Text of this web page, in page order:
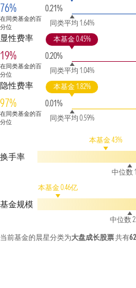
76%
在同类基金的百
分位
0.21%
同类平均 1.64%
显性费率
19%
在同类基金的百
分位
0.20%
本基金 0.45%
同类平均 1.04%
隐性费率
97%
在同类基金的百
分位
0.01%
本基金 1.82%
同类平均 0.59%
换手率
本基金 43%
中位数
基金规模
本基金 0.46亿
中位数
当前基金的晨星分类为大盘成长股票共有